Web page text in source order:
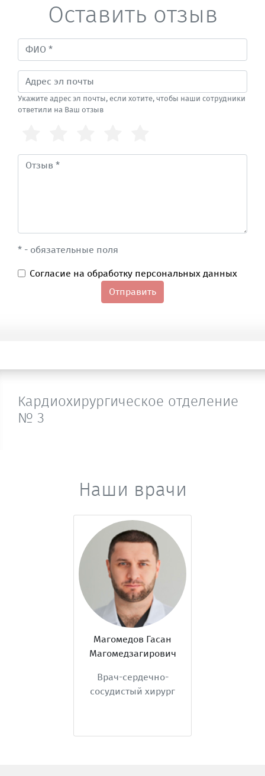
Оставить отзыв
Укажите адрес эл почты, если хотите, чтобы наши сотрудники
ответили на Ваш отзыв
* - обязательные поля
Согласие на обработку персональных данных
Отправить
Кардиохирургическое отделение
№ 3
Наши врачи
Магомедов Гасан
Магомедзагирович
Врач-сердечно-
сосудистый хирург